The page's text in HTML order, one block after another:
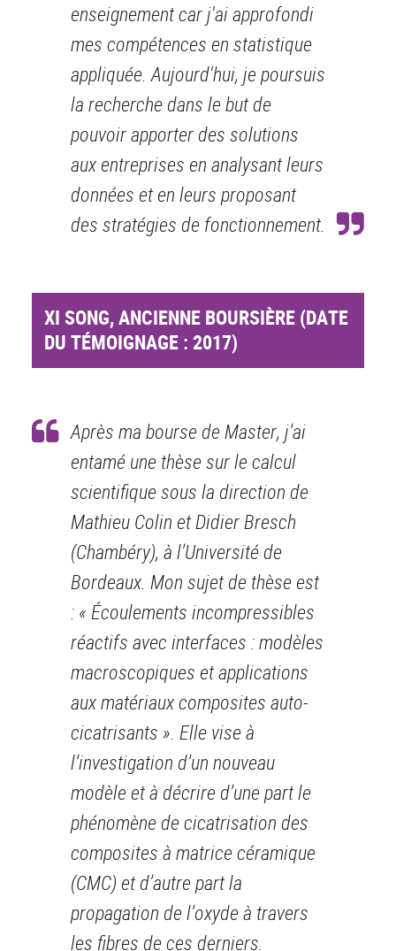
enseignement car j'ai approfondi
mes compétences en statistique
appliquée. Aujourd'hui, je poursuis
la recherche dans le but de
pouvoir apporter des solutions
aux entreprises en analysant leurs
données et en leurs proposant
des stratégies de fonctionnement.
XI SONG, ANCIENNE BOURSIÈRE (DATE
DU TÉMOIGNAGE : 2017)
Après ma bourse de Master, j’ai
entamé une thèse sur le calcul
scientifique sous la direction de
Mathieu Colin et Didier Bresch
(Chambéry), à l’Université de
Bordeaux. Mon sujet de thèse est
: « Écoulements incompressibles
réactifs avec interfaces : modèles
macroscopiques et applications
aux matériaux composites auto-
cicatrisants ». Elle vise à
l’investigation d’un nouveau
modèle et à décrire d’une part le
phénomène de cicatrisation des
composites à matrice céramique
(CMC) et d’autre part la
propagation de l’oxyde à travers
les fibres de ces derniers.